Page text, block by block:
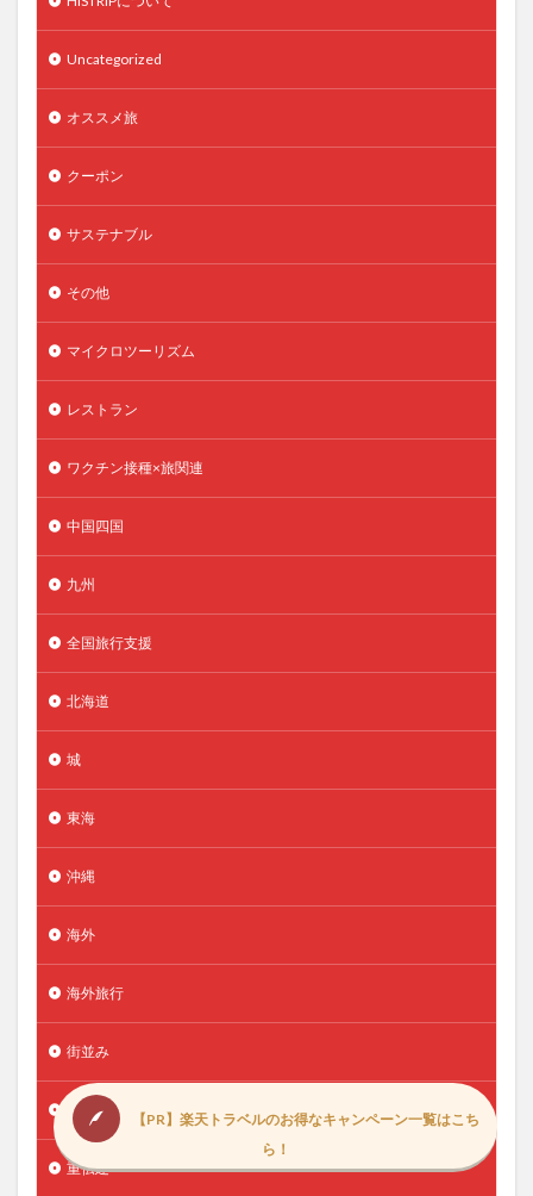
【PR】楽天トラベルのお得なキャンペーン一覧はこち
ら！
Uncategorized
オススメ旅
クーポン
サステナブル
その他
マイクロツーリズム
レストラン
ワクチン接種×旅関連
中国四国
九州
全国旅行支援
北海道
城
東海
沖縄
海外
海外旅行
街並み
近畿
重伝建